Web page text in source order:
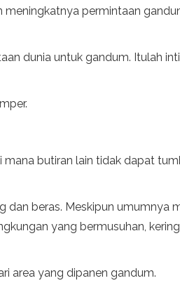
permintaan
dunia untuk gandum. Itulah
butiran lain tidak dapat
beras. Meskipun umumnya
yang bermusuhan,
area yang dipanen gandum.